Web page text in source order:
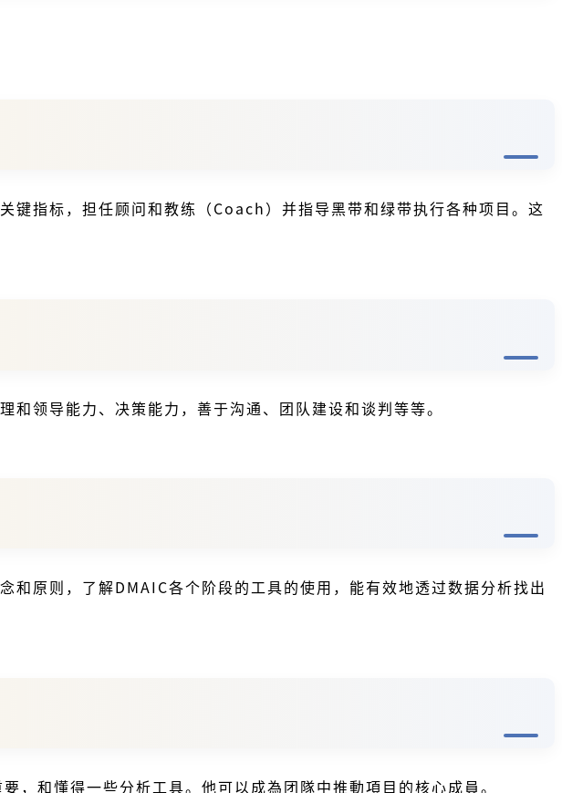
键指标，担任顾问和教练（Coach）并指导黑带和绿带执行各种项目。这
领导能力、决策能力，善于沟通、团队建设和谈判等等。
原则，了解DMAIC各个阶段的工具的使用，能有效地透过数据分析找出
和懂得一些分析工具。他可以成為团隊中推動項目的核心成員。